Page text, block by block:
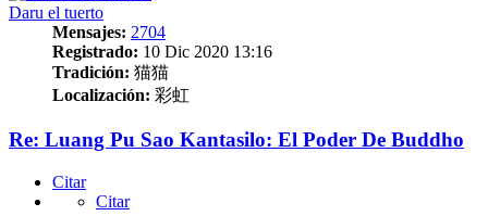
Daru el tuerto
Mensajes: 2704
Registrado: 10 Dic 2020 13:16
Tradición: 猫猫
Localización: 彩虹
Re: Luang Pu Sao Kantasilo: El Poder De Buddho
Citar
Citar